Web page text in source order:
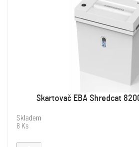
Skartovač EBA Shredcat
Skladem
8 Ks